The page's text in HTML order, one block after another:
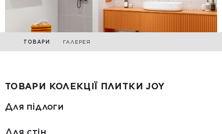
ТОВАРИ ГАЛЕРЕЯ
ТОВАРИ КОЛЕКЦІЇ ПЛИТКИ JOY
Для підлоги
Для стін